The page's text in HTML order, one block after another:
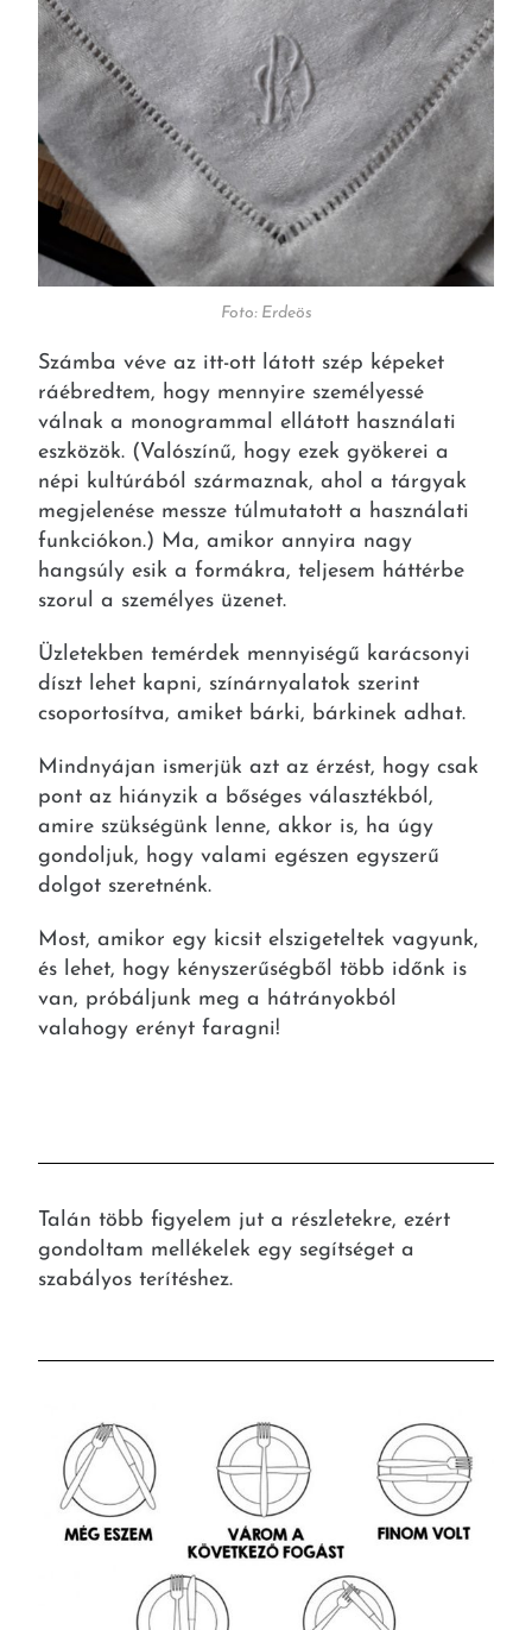
Foto: Erdeös
Számba véve az itt-ott látott szép képeket
ráébredtem, hogy mennyire személyessé
válnak a monogrammal ellátott használati
eszközök. (Valószínű, hogy ezek gyökerei a
népi kultúrából származnak, ahol a tárgyak
megjelenése messze túlmutatott a használati
funkciókon.) Ma, amikor annyira nagy
hangsúly esik a formákra, teljesem háttérbe
szorul a személyes üzenet.
Üzletekben temérdek mennyiségű karácsonyi
díszt lehet kapni, színárnyalatok szerint
csoportosítva, amiket bárki, bárkinek adhat.
Mindnyájan ismerjük azt az érzést, hogy csak
pont az hiányzik a bőséges választékból,
amire szükségünk lenne, akkor is, ha úgy
gondoljuk, hogy valami egészen egyszerű
dolgot szeretnénk.
Most, amikor egy kicsit elszigeteltek vagyunk,
és lehet, hogy kényszerűségből több időnk is
van, próbáljunk meg a hátrányokból
valahogy erényt faragni!
Talán több figyelem jut a részletekre, ezért
gondoltam mellékelek egy segítséget a
szabályos terítéshez.